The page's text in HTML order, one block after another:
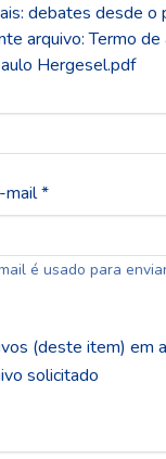
debates desde o
arquivo: Termo de
Hergesel.pdf
mail *
é usado para
(deste item) em
solicitado